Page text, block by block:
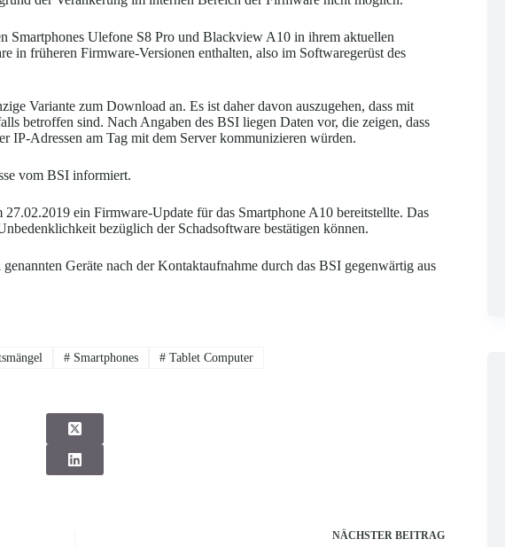
Smartphones Ulefone S8 Pro und Blackview A10 in ihrem aktuellen
in früheren Firmware-Versionen enthalten, also im Softwaregerüst des
Variante zum Download an. Es ist daher davon auszugehen, dass mit
betroffen sind. Nach Angaben des BSI liegen Daten vor, die zeigen, dass
IP-Adressen am Tag mit dem Server kommunizieren würden.
vom BSI informiert.
ein Firmware-Update für das Smartphone A10 bereitstellte. Das
bezüglich der Schadsoftware bestätigen können.
Geräte nach der Kontaktaufnahme durch das BSI gegenwärtig aus
# Smartphones # Tablet Computer
NÄCHSTER BEITRAG